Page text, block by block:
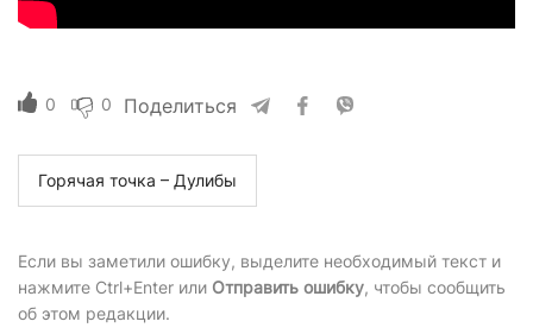
0 0 Поделиться
Горячая точка – Дулибы
Если вы заметили ошибку, выделите необходимый текст и
нажмите Ctrl+Enter или Отправить ошибку, чтобы сообщить
об этом редакции.